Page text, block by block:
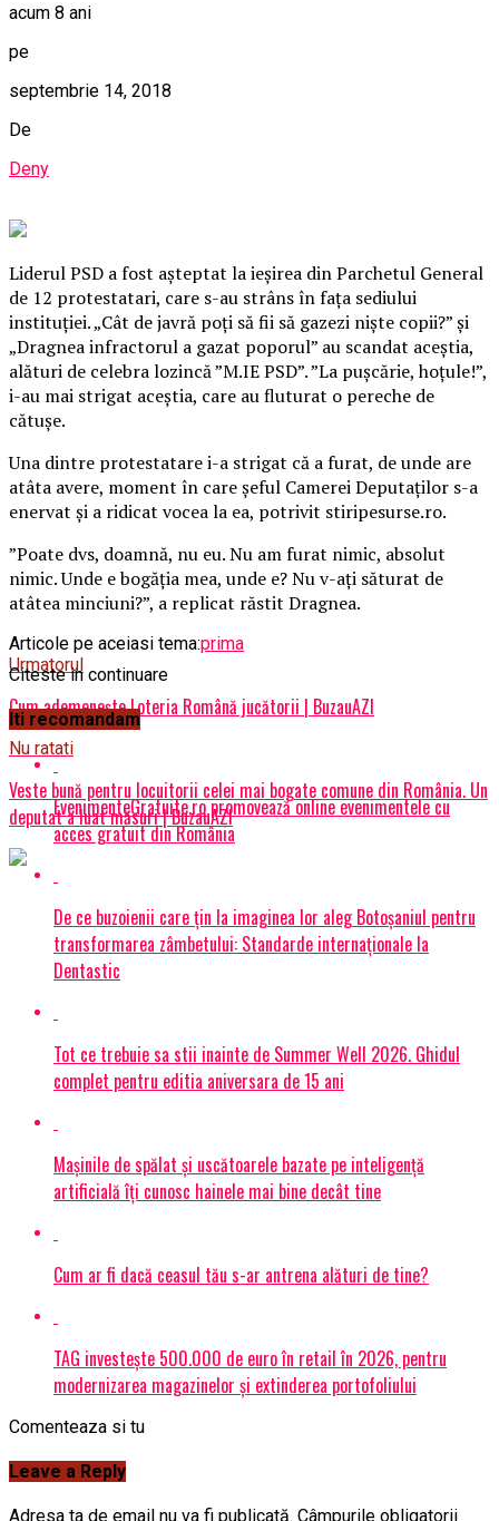
acum 8 ani
pe
septembrie 14, 2018
De
Deny
Liderul PSD a fost aşteptat la ieşirea din Parchetul General
de 12 protestatari, care s-au strâns în faţa sediului
instituţiei. „Cât de javră poţi să fii să gazezi nişte copii?” şi
„Dragnea infractorul a gazat poporul” au scandat aceştia,
alături de celebra lozincă ”M.IE PSD”. ”La puşcărie, hoţule!”,
i-au mai strigat aceştia, care au fluturat o pereche de
cătuşe.
Una dintre protestatare i-a strigat că a furat, de unde are
atâta avere, moment în care şeful Camerei Deputaţilor s-a
enervat şi a ridicat vocea la ea, potrivit stiripesurse.ro.
”Poate dvs, doamnă, nu eu. Nu am furat nimic, absolut
nimic. Unde e bogăţia mea, unde e? Nu v-aţi săturat de
atâtea minciuni?”, a replicat răstit Dragnea.
Articole pe aceiasi tema:prima
Urmatorul
Cum ademenește Loteria Română jucătorii | BuzauAZI
Nu ratati
Veste bună pentru locuitorii celei mai bogate comune din România. Un
deputat a luat măsuri | BuzauAZI
Citeste in continuare
Iti recomandam
EvenimenteGratuite.ro promovează online evenimentele cu
acces gratuit din România
De ce buzoienii care țin la imaginea lor aleg Botoșaniul pentru
transformarea zâmbetului: Standarde internaționale la
Dentastic
Tot ce trebuie sa stii inainte de Summer Well 2026. Ghidul
complet pentru editia aniversara de 15 ani
Mașinile de spălat și uscătoarele bazate pe inteligență
artificială îți cunosc hainele mai bine decât tine
Cum ar fi dacă ceasul tău s-ar antrena alături de tine?
TAG investește 500.000 de euro în retail în 2026, pentru
modernizarea magazinelor și extinderea portofoliului
Comenteaza si tu
Leave a Reply
Adresa ta de email nu va fi publicată. Câmpurile obligatorii